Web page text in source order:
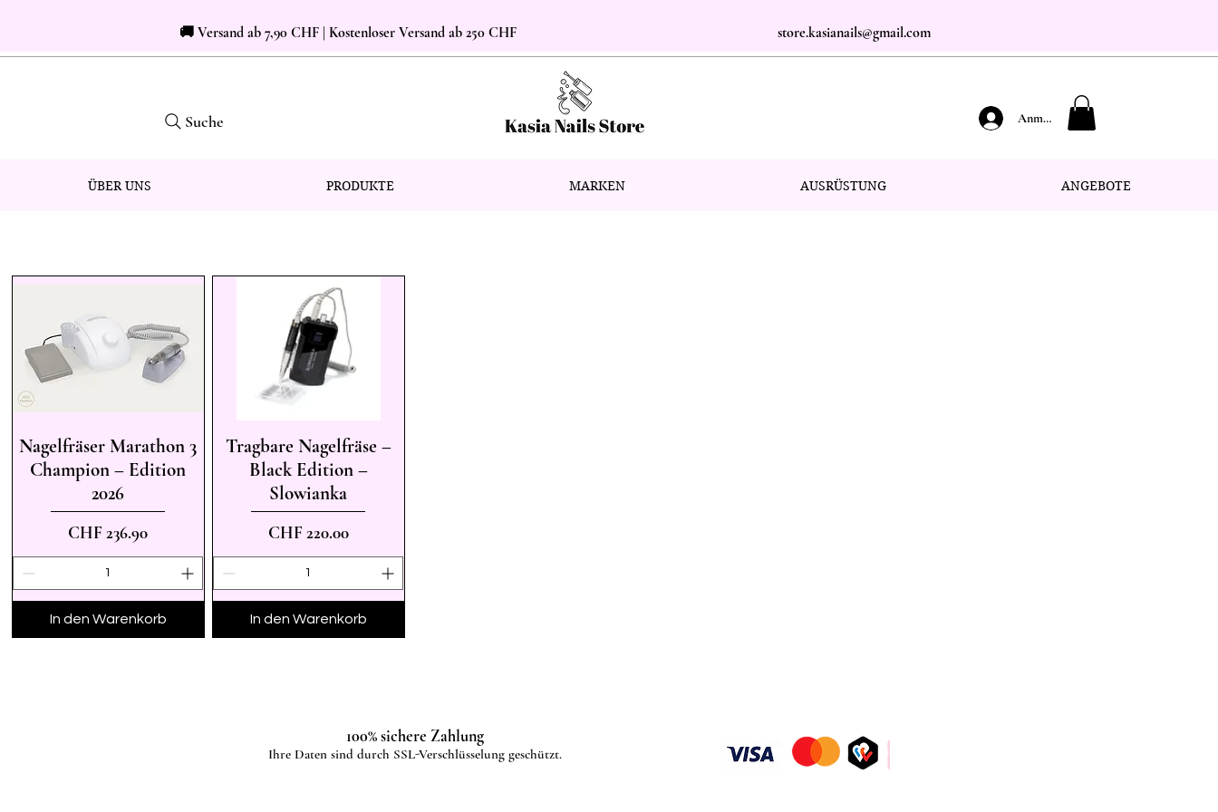
🚚 Versand ab 7,90 CHF | Kostenloser Versand ab 250 CHF store.kasianails@gmail.com
Suche Anmelden
ÜBER UNS PRODUKTE MARKEN AUSRÜSTUNG ANGEBOTE
Schnellansicht
Nagelfräser Marathon 3
Champion – Edition
2026
Preis
CHF 236.90
In den Warenkorb
Schnellansicht
Tragbare Nagelfräse –
Black Edition –
Slowianka
Preis
CHF 220.00
In den Warenkorb
100% sichere Zahlung
Ihre Daten sind durch SSL-Verschlüsselung geschützt.